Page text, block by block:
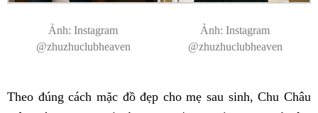
Ảnh: Instagram
@zhuzhuclubheaven
Ảnh: Instagram
@zhuzhuclubheaven
Theo đúng cách mặc đồ đẹp cho mẹ sau sinh, Chu Châu